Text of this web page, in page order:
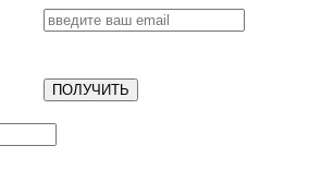
ПОЛУЧИТЬ